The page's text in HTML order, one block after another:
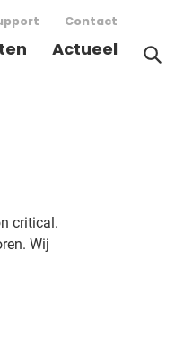
Contact
Actueel
critical.
Wij